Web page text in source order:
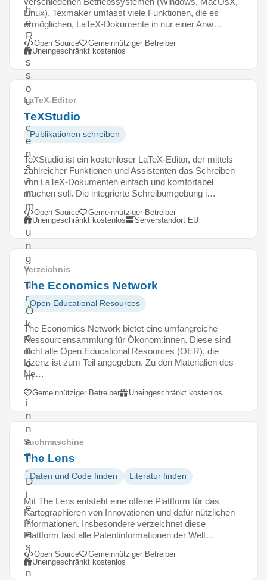
h
e
R
e
s
s
o
u
r
c
e
n
s
a
m
m
l
u
n
g
f
ü
r
Ö
k
o
n
o
m
:
i
n
n
e
n
.
D
i
e
s
e
s
i
n
Linux). Texmaker umfasst viele Funktionen, die es
ermöglichen, LaTeX-Dokumente in nur einer Anw…
Open Source
Gemeinnütziger Betreiber
Uneingeschränkt kostenlos
LaTeX-Editor
TeXStudio
Publikationen schreiben
TeXStudio ist ein kostenloser LaTeX-Editor, der mittels
zahlreicher Funktionen und Assistenten das Schreiben
von LaTeX-Dokumenten einfach und komfortabel
machen soll. Die integrierte Schreibumgebung i…
Open Source
Gemeinnütziger Betreiber
Uneingeschränkt kostenlos
Serverstandort EU
Verzeichnis
The Economics Network
Open Educational Resources
The Economics Network bietet eine umfangreiche
Ressourcensammlung für Ökonom:innen. Diese sind
nicht alle Open Educational Resources (OER), die
Lizenz ist zum Teil angegeben. Zu den Materialien des
Ne…
Gemeinnütziger Betreiber Uneingeschränkt kostenlos
Suchmaschine
The Lens
Daten und Code finden Literatur finden
Mit The Lens entsteht eine offene Plattform für das
Kartographieren von Innovationen und dafür nützlichen
Informationen. Insbesondere verzeichnet diese
Plattform fast alle Patentinformationen der Welt…
Open Source
Gemeinnütziger Betreiber
Uneingeschränkt kostenlos